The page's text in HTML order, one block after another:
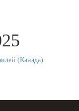
(Канада)